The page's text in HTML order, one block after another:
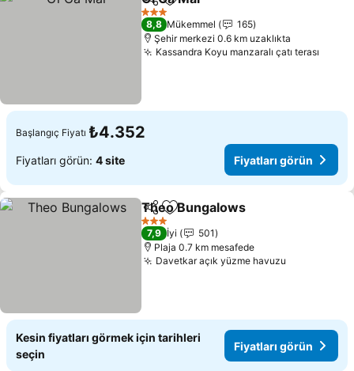
PaylaşFavorilerime ekle
3 Yıldız
8,8 Mükemmel
165
Şehir merkezi 0.6 km uzaklıkta
Kassandra Koyu manzaralı çatı terası
Başlangıç Fiyatı ₺4.352
Fiyatları görün: 4 site Fiyatları görün
PaylaşFavorilerime ekle
Theo Bungalows
3 Yıldız
7,9 İyi
501
Plaja 0.7 km mesafede
Davetkar açık yüzme havuzu
Kesin fiyatları görmek için tarihleri
seçin
Fiyatları görün